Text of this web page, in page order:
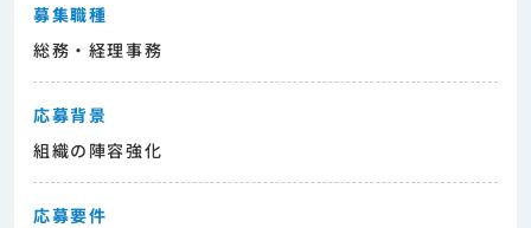
募集職種
総務・経理事務
応募背景
組織の陣容強化
応募要件